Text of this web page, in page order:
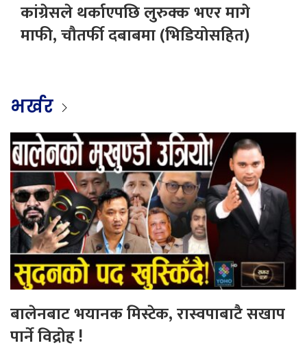
कांग्रेसले थर्काएपछि लुरुक्क भएर मागे
माफी, चौतर्फी दबाबमा (भिडियोसहित)
भर्खर
बालेनबाट भयानक मिस्टेक, रास्वपाबाटै सखाप
पार्ने विद्रोह !